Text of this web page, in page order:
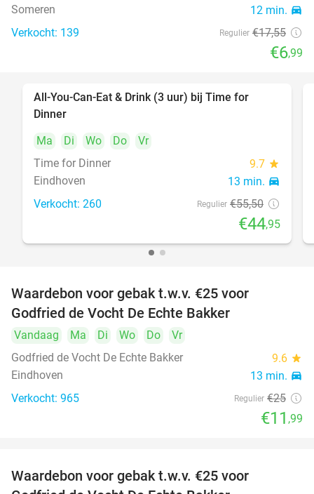
Someren 12 min. directions_car
Verkocht: 139 Regulier €17,55
€6,99
All-You-Can-Eat & Drink (3 uur) bij Time for
Dinner
Ma
Di Wo Do
Vr
Time for Dinner
9.7 star
Eindhoven 13 min. directions_car
Verkocht: 260 Regulier €55,50
€44,95
Waardebon voor gebak t.w.v. €25 voor
Godfried de Vocht De Echte Bakker
Vandaag Ma Di Wo Do
Vr
Godfried de Vocht De Echte Bakker
9.6 star
Eindhoven 13 min. directions_car
Verkocht: 965 Regulier €25
€11 ,99
Waardebon voor gebak t.w.v. €25 voor